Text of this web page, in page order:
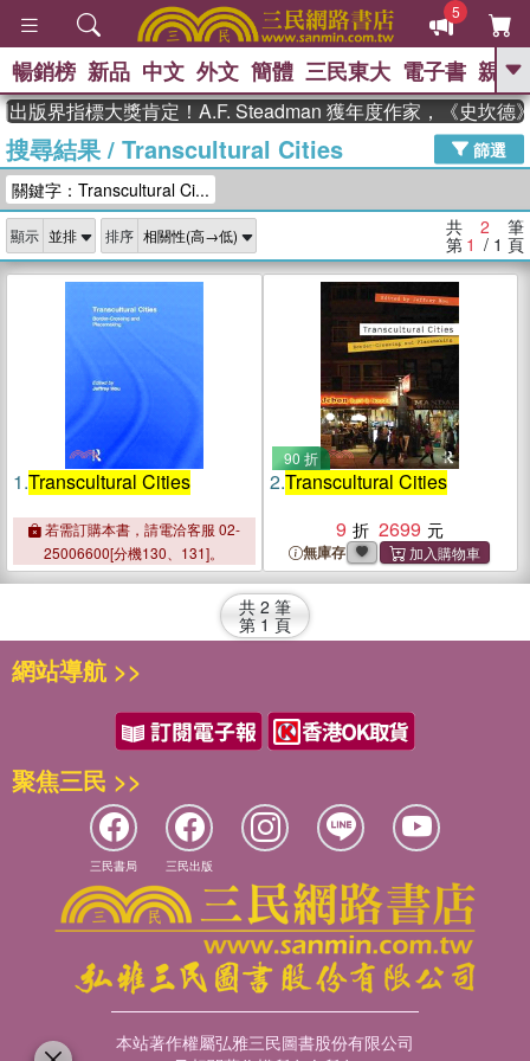
5
GO
熱搜： 東野圭吾 高希均教授回憶錄
、 The Odyssey 、 父親節 、 如果歷
獎 臺灣漫遊錄 、 方念華 、 台灣的李
登輝時代
數學女孩：黎曼猜想 、
偉大的迷走神經
暢銷榜 新品 中文 外文 簡體 三民東大 電子書 親子
版界指標大獎肯定！A.F. Steadman 獲年度作家，《史坎德
搜尋結果/ Transcultural Cities
篩選
關鍵字：Transcultural Ci...
顯示 排序 共 2 筆
第 1 / 1 頁
1.Transcultural Cities
若需訂購本書，請電洽客服 02-
25006600[分機130、131]。
90 折
2.Transcultural Cities
9
2699
無庫存
共 2 筆
第 1 頁
網站導航 >>
聚焦三民 >>
三民書局 三民出版
本站著作權屬弘雅三民圖書股份有限公司